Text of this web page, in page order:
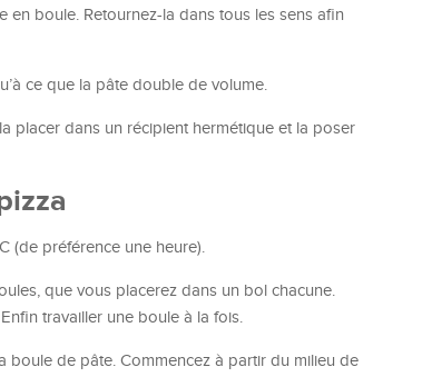
en boule. Retournez-la dans tous les sens afin
ce que la pâte double de volume.
placer dans un récipient hermétique et la poser
(de préférence une heure).
que vous placerez dans un bol chacune.
travailler une boule à la fois.
boule de pâte. Commencez à partir du milieu de